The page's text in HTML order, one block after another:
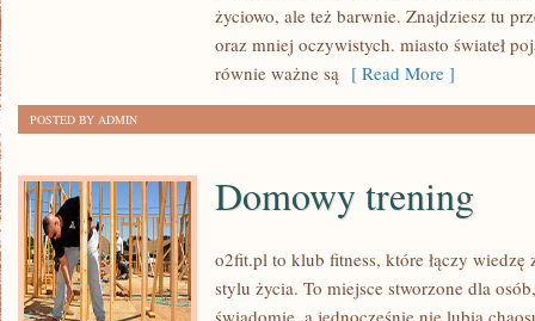
FESTIWALEżyciowo, ale też barwnie. Znajdziesz tu
oraz mniej oczywistych. miasto świateł
równie ważne są [ Read More ]
POSTED BY ADMIN
Domowy trening
o2fit.pl to klub fitness, które łączy
stylu życia. To miejsce stworzone dla
świadomie, a jednocześnie nie lubią